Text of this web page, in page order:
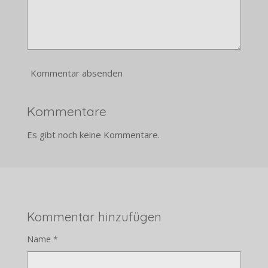
Kommentar absenden
Kommentare
Es gibt noch keine Kommentare.
Kommentar hinzufügen
Name *